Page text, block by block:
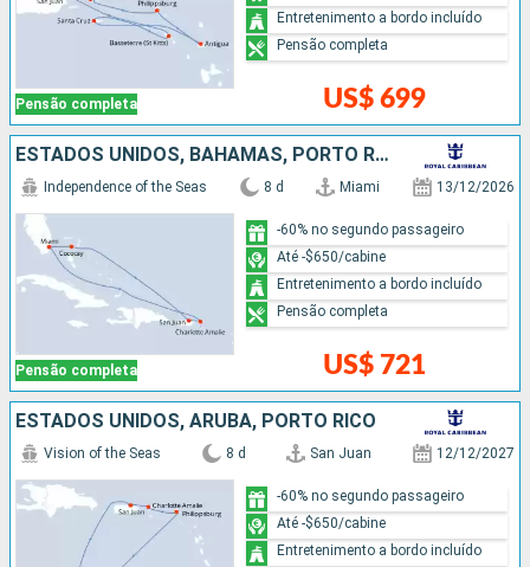
Pensão completa US$ 699
Entretenimento a bordo incluído
Pensão completa
ESTADOS UNIDOS, BAHAMAS, PORTO RICO
Pensão completa
Independence of the Seas 8 d Miami 13/12/2026
US$ 721
-60% no segundo passageiro
Até -$650/cabine
Entretenimento a bordo incluído
Pensão completa
ESTADOS UNIDOS, ARUBA, PORTO RICO
Vision of the Seas 8 d San Juan 12/12/2027
-60% no segundo passageiro
Até -$650/cabine
Entretenimento a bordo incluído